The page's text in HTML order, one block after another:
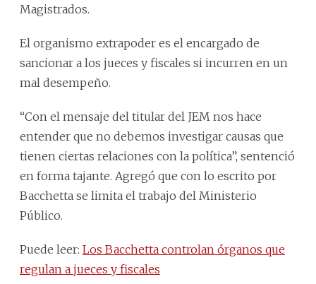
Magistrados.
El organismo extrapoder es el encargado de
sancionar a los jueces y fiscales si incurren en un
mal desempeño.
“Con el mensaje del titular del JEM nos hace
entender que no debemos investigar causas que
tienen ciertas relaciones con la política”, sentenció
en forma tajante. Agregó que con lo escrito por
Bacchetta se limita el trabajo del Ministerio
Público.
Puede leer: Los Bacchetta controlan órganos que
regulan a jueces y fiscales